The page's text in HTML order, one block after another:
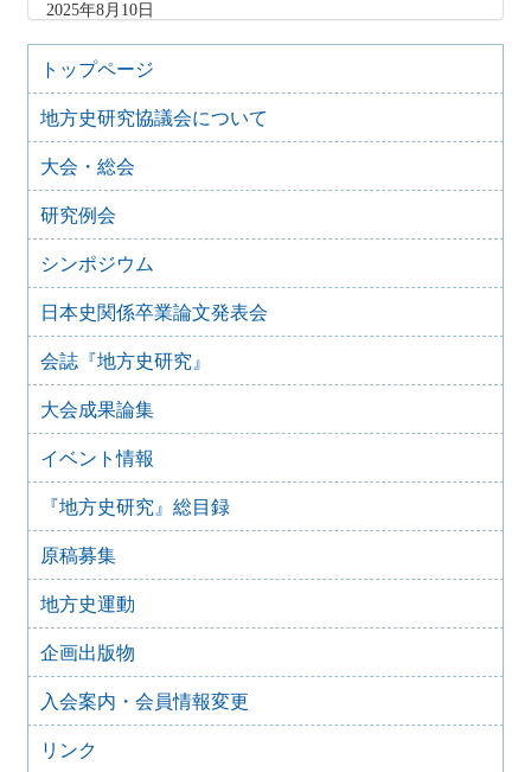
2025年8月10日
2025年6月9日
『地方史研究』435号 第75巻第3号 2025年6月
2025年4月9日
『地方史研究』434号 第75巻第2号 2025年4月
2025年2月10日
『地方史研究』433号 第75巻第1号 2025年2月
2025年1月15日
『地方史研究』432号 第74巻第6号 2024年12月
『地方史研究』431号 第74巻第5号 2024年10月
2024年11月20日
『地方史研究』430号 第74巻第4号 2024年8月
2024年6月4日
『地方史研究』429号 第75巻第3号 2024年6月
2024年6月4日
『地方史研究』428号 第74巻第2号 2024年4月
2024年6月4日
『地方史研究』427号 第74巻第1号 2024年2月
2023年12月24日
『地方史研究』426号 第73巻第6号 2023年12月
『地方史研究』425号 第73巻第5号 2023年10月
2023年8月15日
『地方史研究』424号 第73巻第4号 2023年8月
2023年8月15日
トップページ
地方史研究協議会について
大会・総会
研究例会
シンポジウム
日本史関係卒業論文発表会
会誌『地方史研究』
大会成果論集
イベント情報
『地方史研究』総目録
原稿募集
地方史運動
企画出版物
入会案内・会員情報変更
リンク